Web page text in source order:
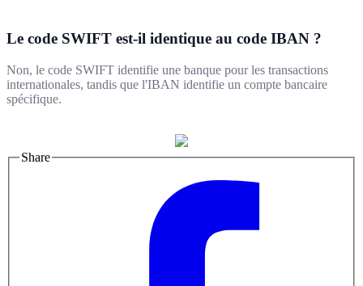
Le code SWIFT est-il identique au code IBAN ?
Non, le code SWIFT identifie une banque pour les transactions
internationales, tandis que l'IBAN identifie un compte bancaire
spécifique.
Share